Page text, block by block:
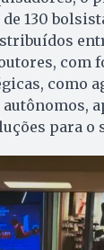
130
com
como
para o